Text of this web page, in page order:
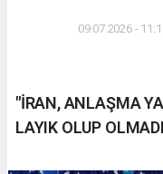
09.07.2026 -
"İRAN, ANLAŞMA
LAYIK OLUP